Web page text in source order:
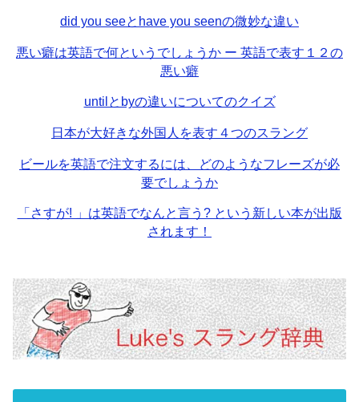
did you seeとhave you seenの微妙な違い
悪い癖は英語で何というでしょうか ー 英語で表す１２の
悪い癖
untilとbyの違いについてのクイズ
日本が大好きな外国人を表す４つのスラング
ビールを英語で注文するには、どのようなフレーズが必
要でしょうか
「さすが! 」は英語でなんと言う? という新しい本が出版
されます！